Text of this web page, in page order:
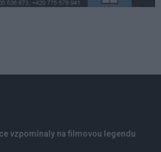
vzpomínaly na filmovou legendu